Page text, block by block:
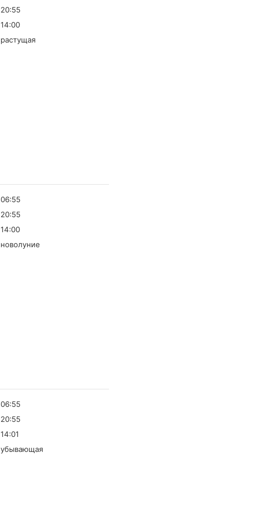
20:55
14:00
растущая
06:55
20:55
14:00
новолуние
06:55
20:55
14:01
убывающая